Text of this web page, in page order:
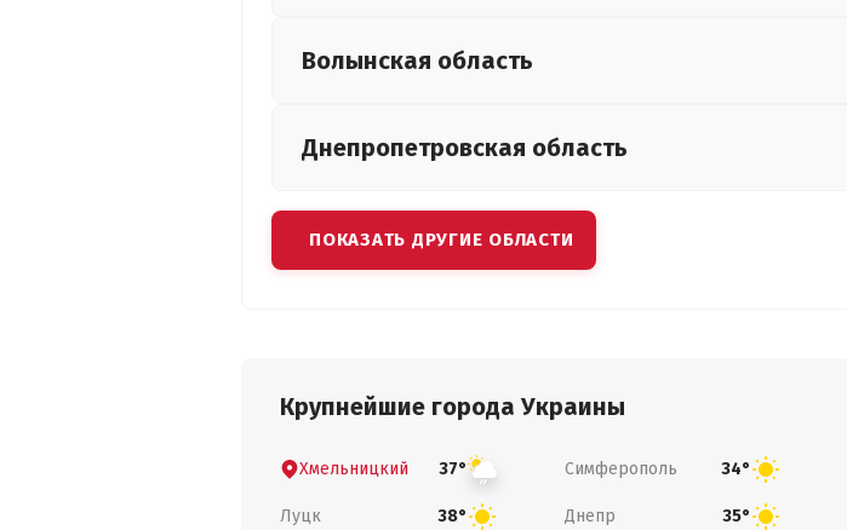
Волынская область
Днепропетровская область
ПОКАЗАТЬ ДРУГИЕ ОБЛАСТИ
Крупнейшие города Украины
Хмельницкий 37° Симферополь 34°
Луцк 38° Днепр 35°